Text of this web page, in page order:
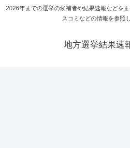
2026年までの選挙の候補者や結果速報などを
スコミなどの情報を参照
地方選挙結果速